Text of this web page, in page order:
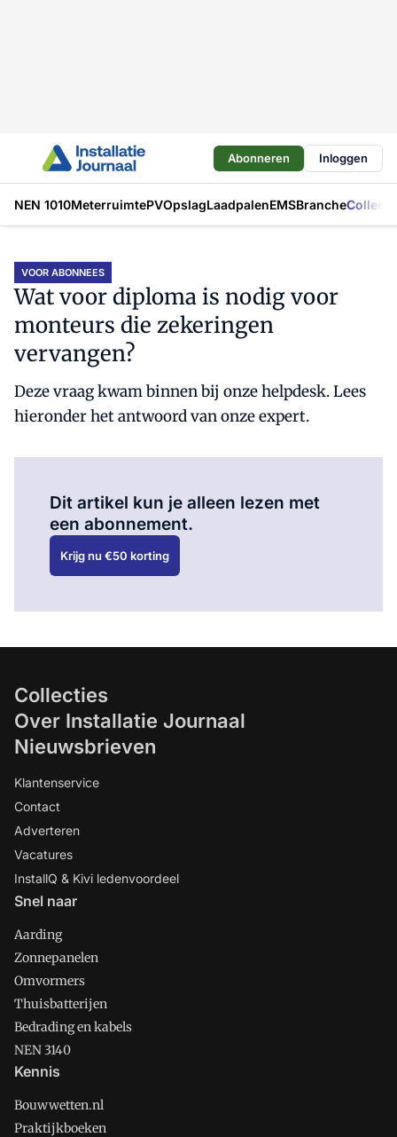
Abonneren Inloggen
NEN 1010MeterruimtePVOpslagLaadpalenEMSBranche
VOOR ABONNEES
Wat voor diploma is nodig voor
monteurs die zekeringen
vervangen?
Deze vraag kwam binnen bij onze helpdesk. Lees
hieronder het antwoord van onze expert.
Dit artikel kun je alleen lezen met
een abonnement.
Krijg nu €50 korting
Collecties
Over Installatie Journaal
Nieuwsbrieven
Klantenservice
Contact
Adverteren
Vacatures
InstallQ & Kivi ledenvoordeel
Snel naar
Aarding
Zonnepanelen
Omvormers
Thuisbatterijen
Bedrading en kabels
NEN 3140
Kennis
Bouwwetten.nl
Praktijkboeken